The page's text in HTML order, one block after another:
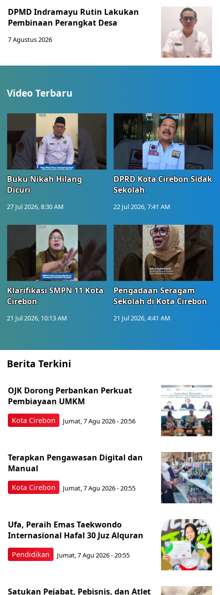
DPMD Indramayu Rutin Lakukan
Pembinaan Perangkat Desa
7 Agustus 2026
Video Terbaru
Buku Nikah Hilang
Dicuri
27 Jul 2026, 8:30 AM
DPRD Kota Cirebon Sidak
Sekolah
22 Jul 2026, 7:41 AM
Klarifikasi SMPN 11 Kota
Cirebon
21 Jul 2026, 10:13 AM
Pengadaan Seragam
Sekolah di Kota Cirebon
21 Jul 2026, 4:41 AM
Berita Terkini
Kota Cirebon
OJK Dorong Perbankan Perkuat
Pembiayaan UMKM
Jumat, 7 Agu 2026 - 20:56
Kota Cirebon
Terapkan Pengawasan Digital dan
Manual
Jumat, 7 Agu 2026 - 20:55
Pendidikan
Ufa, Peraih Emas Taekwondo
Internasional Hafal 30 Juz Alquran
Jumat, 7 Agu 2026 - 20:55
Satukan Pejabat, Pebisnis, dan Atlet